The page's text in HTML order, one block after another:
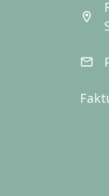
location_on
email